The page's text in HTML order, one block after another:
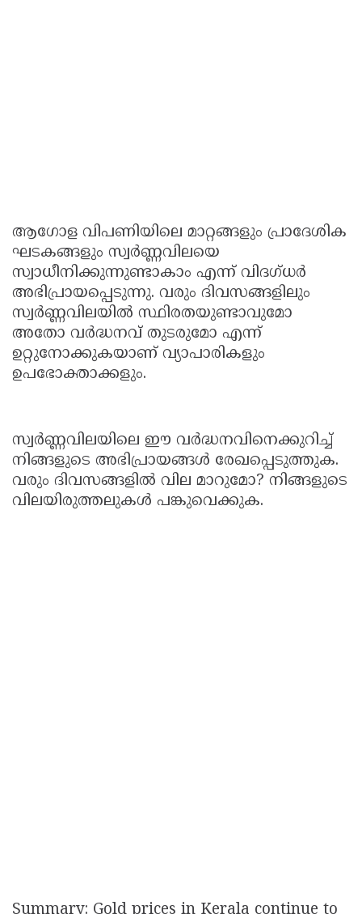
ആഗോള വിപണിയിലെ മാറ്റങ്ങളും പ്രാദേശിക
ഘടകങ്ങളും സ്വർണ്ണവിലയെ
സ്വാധീനിക്കുന്നുണ്ടാകാം എന്ന് വിദഗ്ധർ
അഭിപ്രായപ്പെടുന്നു. വരും ദിവസങ്ങളിലും
സ്വർണ്ണവിലയിൽ സ്ഥിരതയുണ്ടാവുമോ
അതോ വർദ്ധനവ് തുടരുമോ എന്ന്
ഉറ്റുനോക്കുകയാണ് വ്യാപാരികളും
ഉപഭോക്താക്കളും.
സ്വർണ്ണവിലയിലെ ഈ വർദ്ധനവിനെക്കുറിച്ച്
നിങ്ങളുടെ അഭിപ്രായങ്ങൾ രേഖപ്പെടുത്തുക.
വരും ദിവസങ്ങളിൽ വില മാറുമോ? നിങ്ങളുടെ
വിലയിരുത്തലുകൾ പങ്കുവെക്കുക.